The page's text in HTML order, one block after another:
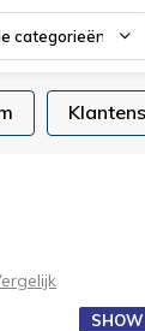
categorieën